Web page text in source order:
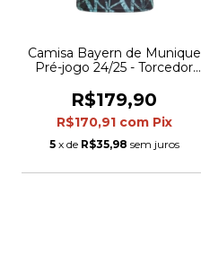
Camisa Bayern de Munique
Pré-jogo 24/25 - Torcedor
com detalhes em verde
R$179,90
R$170,91 com Pix
5 x de R$35,98 sem juros